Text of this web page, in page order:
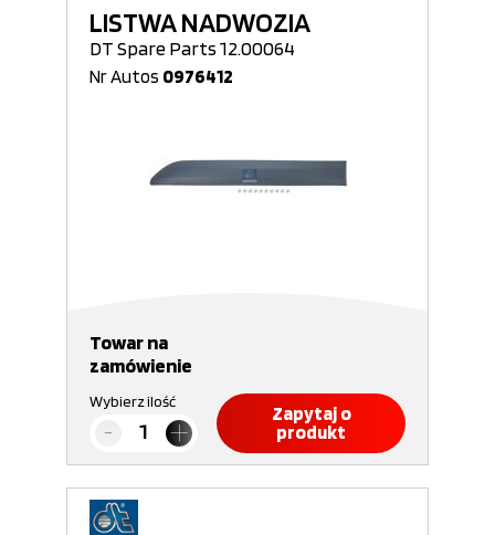
LISTWA NADWOZIA
DT Spare Parts 12.00064
Nr Autos 0976412
Towar na
zamówienie
Wybierz ilość
Zapytaj o
produkt